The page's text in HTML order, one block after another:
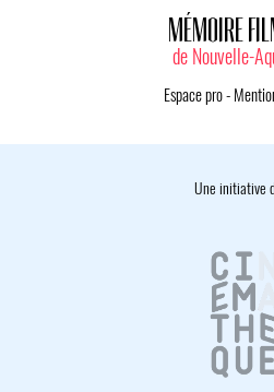
MÉMOIRE
de Nouvelle-
Espace pro-
Une initiative